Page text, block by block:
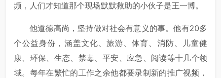
频，人们才知道那个现场默默救助的小伙子是王一博。
他道德高尚，坚持做对社会有意义的事。他有20多
个公益身份，涵盖文化、旅游、体育、消防、儿童健
康、环保、生态、禁毒、平安、应急、阅读等十几个领
域。每年在繁忙的工作之余他都要录制新的推广视频，